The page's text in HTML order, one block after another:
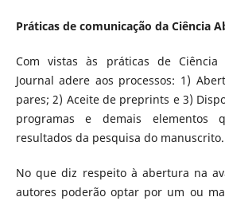
Práticas de comunicação da Ciência
Com vistas às práticas de Ciência
Journal adere aos processos: 1)
pares; 2) Aceite de preprints e 3)
programas e demais elementos
resultados da pesquisa do manuscrito.
No que diz respeito à abertura na
autores poderão optar por um ou